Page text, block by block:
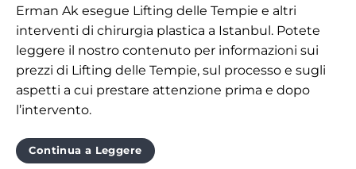
Erman Ak esegue Lifting delle Tempie e altri
interventi di chirurgia plastica a Istanbul. Potete
leggere il nostro contenuto per informazioni sui
prezzi di Lifting delle Tempie, sul processo e sugli
aspetti a cui prestare attenzione prima e dopo
l’intervento.
Continua a Leggere